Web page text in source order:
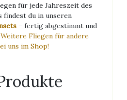
für jede Jahreszeit des
du in unseren
– fertig abgestimmt und
Weitere Fliegen für andere
uns im Shop!